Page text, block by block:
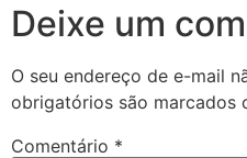
Deixe um
O seu endereço de e-mail
obrigatórios são marcados
Comentário *